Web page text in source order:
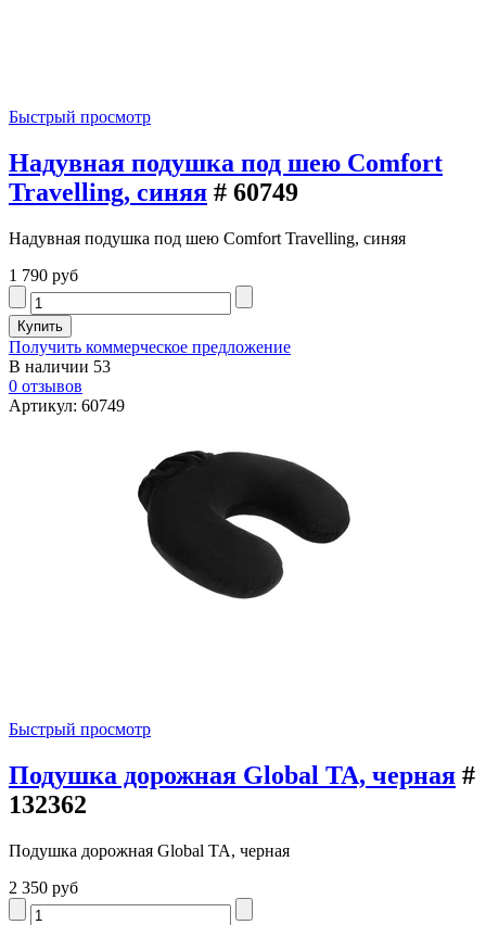
Быстрый просмотр
Надувная подушка под шею Comfort
Travelling, синяя # 60749
Надувная подушка под шею Comfort Travelling, синяя
1 790 руб
Получить коммерческое предложение
В наличии 53
0 отзывов
Артикул: 60749
Быстрый просмотр
Подушка дорожная Global TA, черная #
132362
Подушка дорожная Global TA, черная
2 350 руб